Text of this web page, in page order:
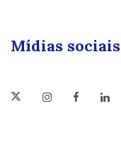
Mídias sociais